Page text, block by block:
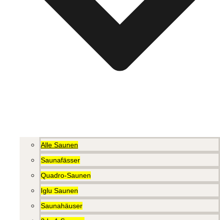
Alle Saunen
Saunafässer
Quadro-Saunen
Iglu Saunen
Saunahäuser